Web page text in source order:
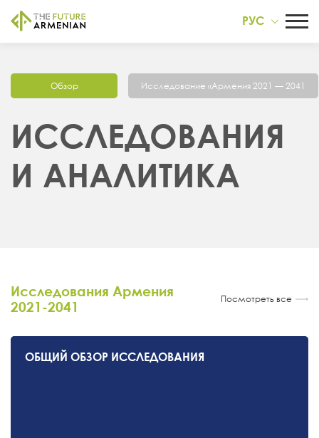
РУС
Обзор Исследование «Армения 2021 — 2041
ИССЛЕДОВАНИЯ
И АНАЛИТИКА
Исследования Армения
2021-2041
Посмотреть все
ОБЩИЙ ОБЗОР ИССЛЕДОВАНИЯ